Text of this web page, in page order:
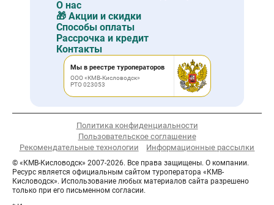
О нас
🎁 Акции и скидки
Способы оплаты
Рассрочка и кредит
Контакты
Мы в реестре туроператоров
ООО «КМВ-Кисловодск»
РТО 023053
Политика конфиденциальности
Пользовательское соглашение
Рекомендательные технологии
Информационные рассылки
© «КМВ-Кисловодск» 2007-2026. Все права защищены. О компании.
Ресурс является официальным сайтом туроператора «КМВ-
Кисловодск». Использование любых материалов сайта разрешено
только при его письменном согласии.